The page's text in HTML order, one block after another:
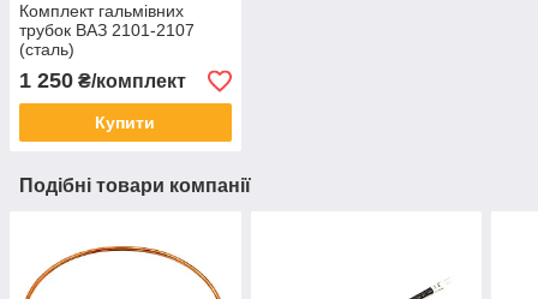
Комплект гальмівних
трубок ВАЗ 2101-2107
(сталь)
1 250 ₴/комплект
Купити
Подібні товари компанії